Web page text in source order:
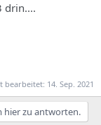
drin....
bearbeitet: 14. Sep. 2021
hier zu antworten.